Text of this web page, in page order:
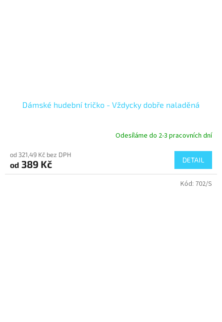
Dámské hudební tričko - Vždycky dobře naladěná
Odesíláme do 2-3 pracovních dní
od 321,49 Kč bez DPH
od 389 Kč DETAIL
Kód: 702/S